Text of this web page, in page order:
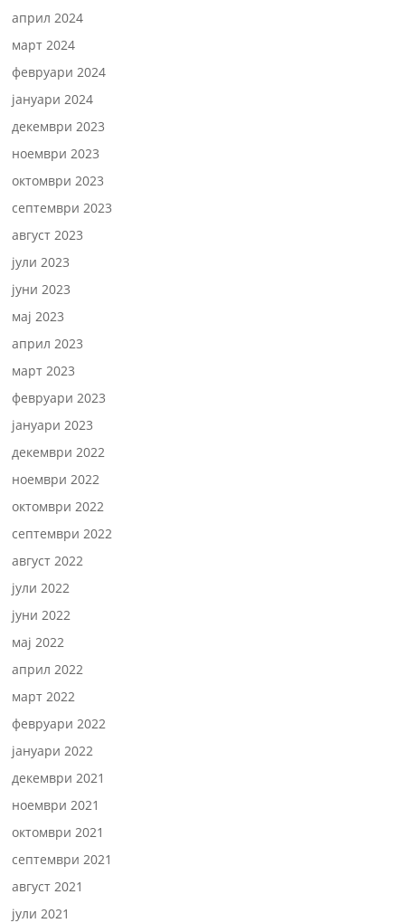
април 2024
март 2024
февруари 2024
јануари 2024
декември 2023
ноември 2023
октомври 2023
септември 2023
август 2023
јули 2023
јуни 2023
мај 2023
април 2023
март 2023
февруари 2023
јануари 2023
декември 2022
ноември 2022
октомври 2022
септември 2022
август 2022
јули 2022
јуни 2022
мај 2022
април 2022
март 2022
февруари 2022
јануари 2022
декември 2021
ноември 2021
октомври 2021
септември 2021
август 2021
јули 2021